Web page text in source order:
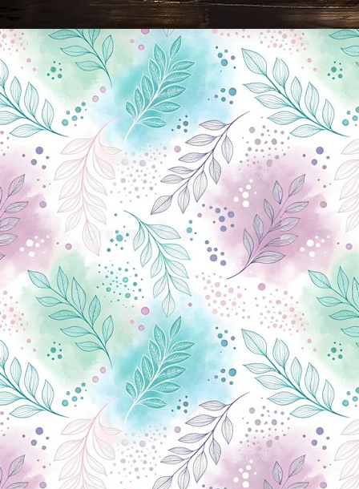
Новини Чернігова, Чернігівські новини, Чернігівський формат, новини Чернігова, події в Чернігові: політика, економіка, аналітика, культура, відеоновини, екологія, спортивний Чернігів, туризм, Чернігів